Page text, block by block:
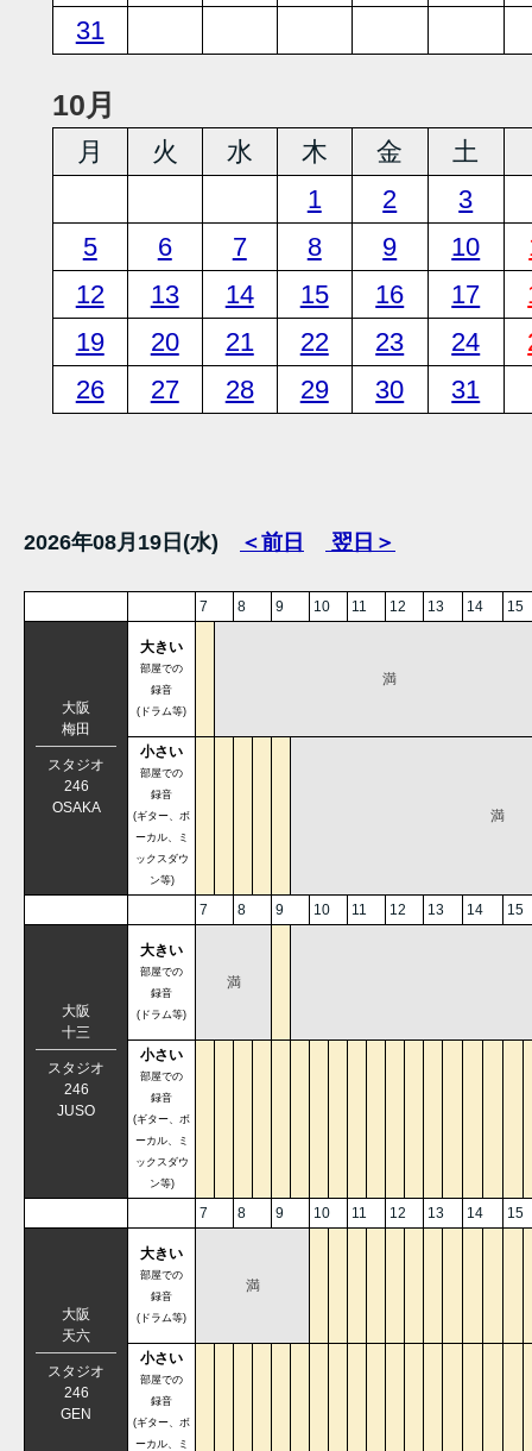
31
10月
月 火 水 木 金 土
1
2
3
5
6 7 8 9 10
12
13 14 15 16 17
19
20 21 22 23 24
26
27 28 29 30 31
2026年08月19日(水) ＜前日 翌日＞
7 8 9 10 11 12 13 14 15
大阪
梅田
スタジオ
246
OSAKA
大きい
部屋での
録音
(ドラム等)
満
小さい
部屋での
録音
(ギター、ボ
ーカル、ミ
ックスダウ
ン等)
満
7 8 9 10 11 12 13 14 15
大阪
十三
スタジオ
246
JUSO
大きい
部屋での
録音
(ドラム等)
満
小さい
部屋での
録音
(ギター、ボ
ーカル、ミ
ックスダウ
ン等)
7 8 9 10 11 12 13 14 15
大阪
天六
スタジオ
246
GEN
大きい
部屋での
録音
(ドラム等)
満
小さい
部屋での
録音
(ギター、ボ
ーカル、ミ